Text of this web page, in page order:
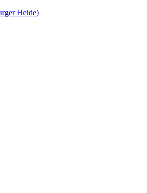
Heide)